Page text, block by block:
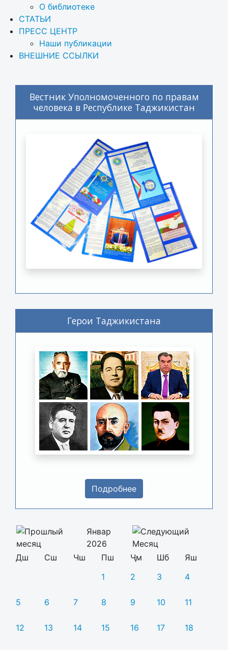
О библиотеке
СТАТЬИ
ПРЕСС ЦЕНТР
Наши публикации
ВНЕШНИЕ ССЫЛКИ
Вестник Уполномоченного по правам
человека в Республике Таджикистан
Герои Таджикистана
Подробнее
Январ
2026
Дш
Сш Чш Пш Ҷм Шб
Яш
1
2 3 4
5 6 7 8 9 10 11
12 13 14 15 16 17 18